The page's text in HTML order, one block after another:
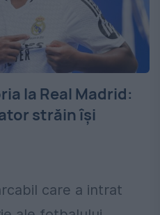
la Real Madrid:
străin își
care a intrat